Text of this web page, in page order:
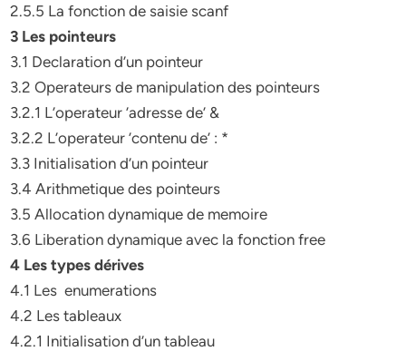
2.5.5 La fonction de saisie scanf
3 Les pointeurs
3.1 Declaration d’un pointeur
3.2 Operateurs de manipulation des pointeurs
3.2.1 L’operateur ’adresse de’ &
3.2.2 L’operateur ’contenu de’ : *
3.3 Initialisation d’un pointeur
3.4 Arithmetique des pointeurs
3.5 Allocation dynamique de memoire
3.6 Liberation dynamique avec la fonction free
4 Les types dérives
4.1 Les enumerations
4.2 Les tableaux
4.2.1 Initialisation d’un tableau